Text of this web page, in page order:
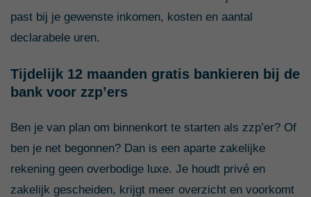
past bij je gewenste inkomen, kosten en aantal
declarabele uren.
Tijdelijk 12 maanden gratis bankieren bij de
bank voor zzp’ers
Ben je van plan om binnenkort te starten als zzp’er? Of
ben je net begonnen? Dan is een aparte zakelijke
rekening geen overbodige luxe. Je houdt privé en
zakelijk gescheiden, krijgt meer overzicht en voorkomt